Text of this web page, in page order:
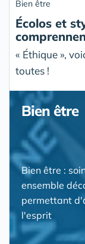
Bien être
Écolos et
« Éthique »,
toutes !
Bien être
Bien être :
ensemble
permettant
l'esprit